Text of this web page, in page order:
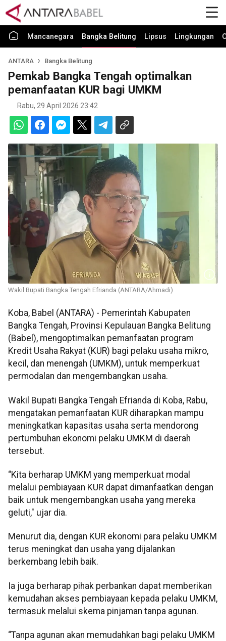
Mancanegara Bangka Belitung Lipsus Lingkungan
ANTARA Bangka Belitung
Pemkab Bangka Tengah optimalkan
pemanfaatan KUR bagi UMKM
Rabu, 29 April 2026 23:42
Wakil Bupati Bangka Tengah Efrianda (ANTARA/Ahmadi)
Koba, Babel (ANTARA) - Pemerintah Kabupaten
Bangka Tengah, Provinsi Kepulauan Bangka Belitung
(Babel), mengoptimalkan pemanfaatan program
Kredit Usaha Rakyat (KUR) bagi pelaku usaha mikro,
kecil, dan menengah (UMKM), untuk memperkuat
permodalan dan mengembangkan usaha.
Wakil Bupati Bangka Tengah Efrianda di Koba, Rabu,
mengatakan pemanfaatan KUR diharapkan mampu
meningkatkan kapasitas usaha serta mendorong
pertumbuhan ekonomi pelaku UMKM di daerah
tersebut.
“Kita berharap UMKM yang memperkuat modal
melalui pembiayaan KUR dapat dimanfaatkan dengan
baik untuk mengembangkan usaha yang mereka
geluti," ujar dia.
Menurut dia, dengan KUR ekonomi para pelaku UMKM
terus meningkat dan usaha yang dijalankan
berkembang lebih baik.
Ia juga berharap pihak perbankan dapat memberikan
kemudahan akses pembiayaan kepada pelaku UMKM,
termasuk melalui skema pinjaman tanpa agunan.
“Tanpa agunan akan memudahkan bagi pelaku UMKM